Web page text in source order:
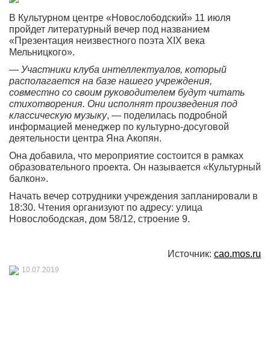
В Культурном центре «Новослободский» 11 июля
пройдет литературный вечер под названием
«Презентация неизвестного поэта XIX века
Мельницкого».
— Участники клуба интеллектуалов, который
располагается на базе нашего учреждения,
совместно со своим руководителем будут читать
стихотворения. Они исполнят произведения под
классическую музыку, — поделилась подробной
информацией менеджер по культурно-досуговой
деятельности центра Яна Акопян.
Она добавила, что мероприятие состоится в рамках
образовательного проекта. Он называется «Культурный
балкон».
Начать вечер сотрудники учреждения запланировали в
18:30. Чтения организуют по адресу: улица
Новослободская, дом 58/12, строение 9.
Источник: cao.mos.ru
10.07.2019